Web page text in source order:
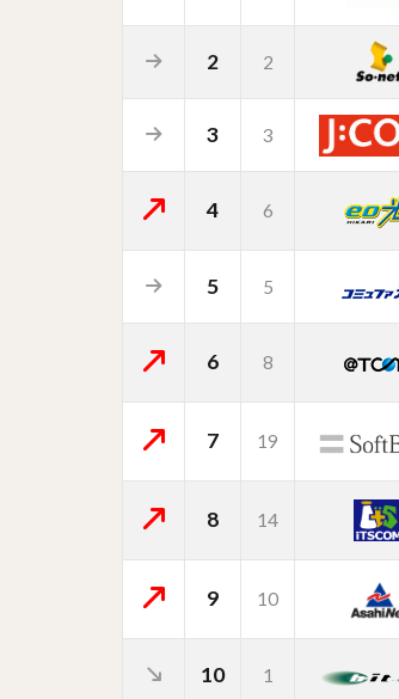
2 2
3 3
4 6
5 5
6 8
7 19
8 14
9 10
10 1